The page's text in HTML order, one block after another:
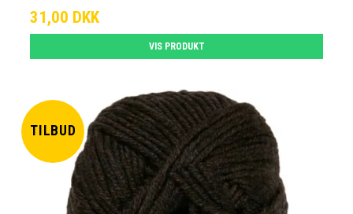
31,00 DKK
VIS PRODUKT
TILBUD